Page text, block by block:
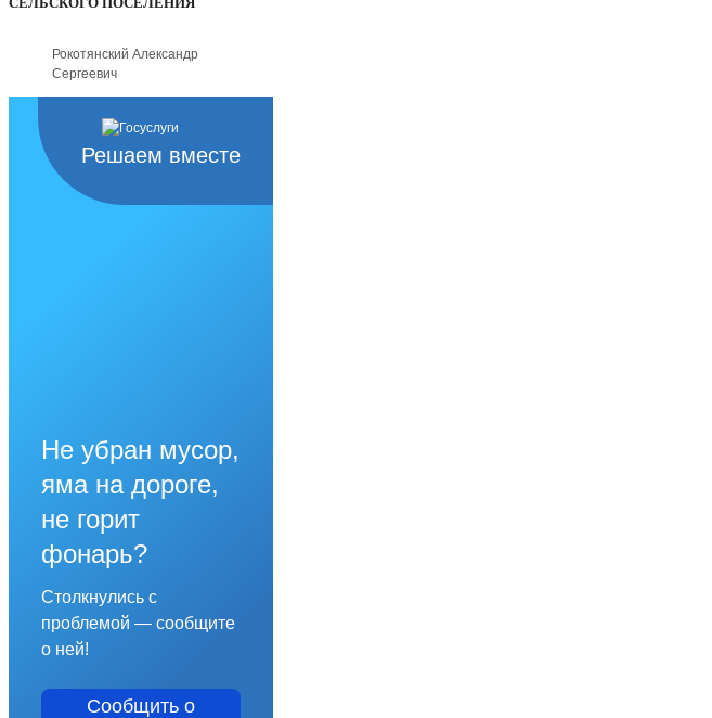
Рокотянский Александр
Сергеевич
Решаем вместе
Не убран мусор,
яма на дороге,
не горит
фонарь?
Столкнулись с
проблемой — сообщите
о ней!
Сообщить о